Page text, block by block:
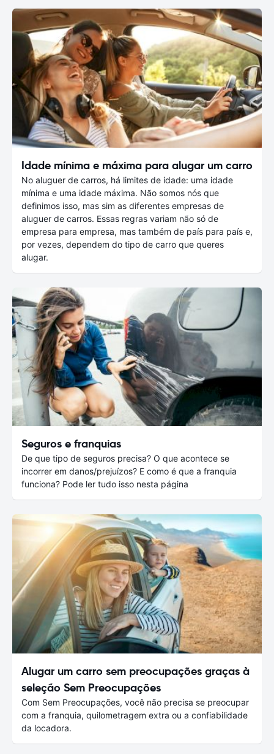
Idade mínima e máxima para alugar um carro
No aluguer de carros, há limites de idade: uma idade
mínima e uma idade máxima. Não somos nós que
definimos isso, mas sim as diferentes empresas de
aluguer de carros. Essas regras variam não só de
empresa para empresa, mas também de país para país e,
por vezes, dependem do tipo de carro que queres
alugar.
Seguros e franquias
De que tipo de seguros precisa? O que acontece se
incorrer em danos/prejuízos? E como é que a franquia
funciona? Pode ler tudo isso nesta página
Alugar um carro sem preocupações graças à
seleção Sem Preocupações
Com Sem Preocupações, você não precisa se preocupar
com a franquia, quilometragem extra ou a confiabilidade
da locadora.